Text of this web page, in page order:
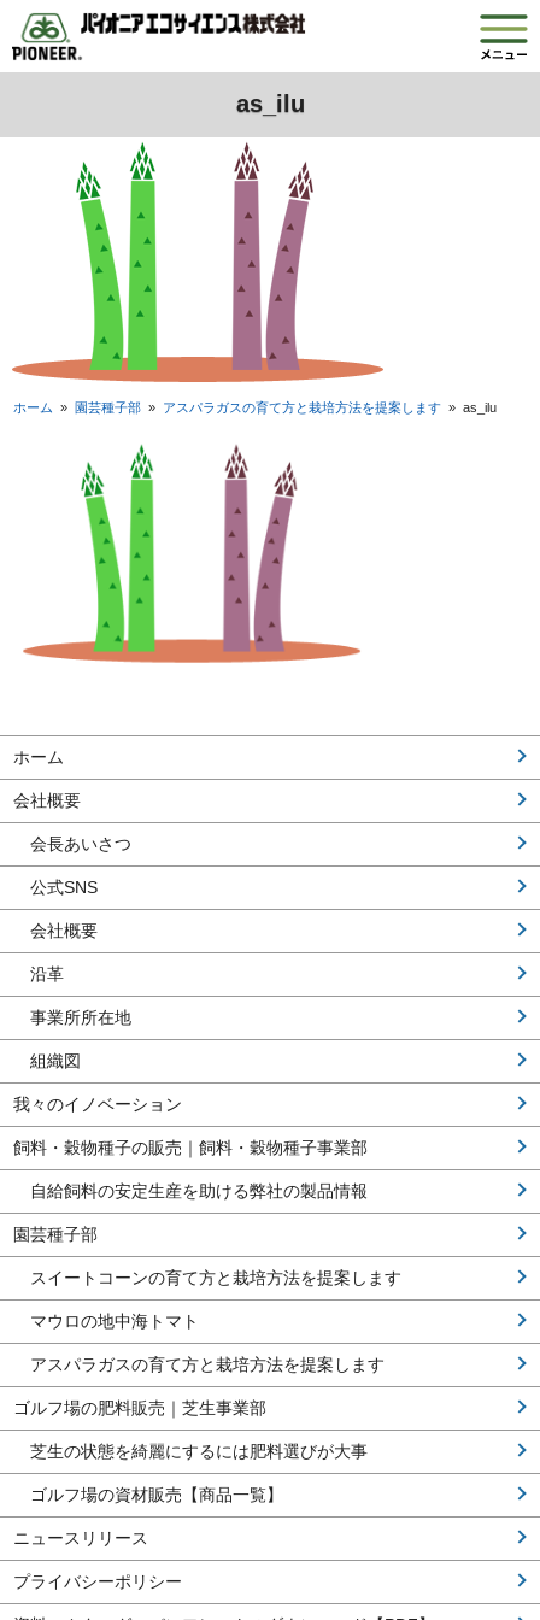
as_ilu
ホーム »園芸種子部 » アスパラガスの育て方と栽培方法を提案します »as_ilu
ホーム
会社概要
会長あいさつ
公式SNS
会社概要
沿革
事業所所在地
組織図
我々のイノベーション
飼料・穀物種子の販売｜飼料・穀物種子事業部
自給飼料の安定生産を助ける弊社の製品情報
園芸種子部
スイートコーンの育て方と栽培方法を提案します
マウロの地中海トマト
アスパラガスの育て方と栽培方法を提案します
ゴルフ場の肥料販売｜芝生事業部
芝生の状態を綺麗にするには肥料選びが大事
ゴルフ場の資材販売【商品一覧】
ニュースリリース
プライバシーポリシー